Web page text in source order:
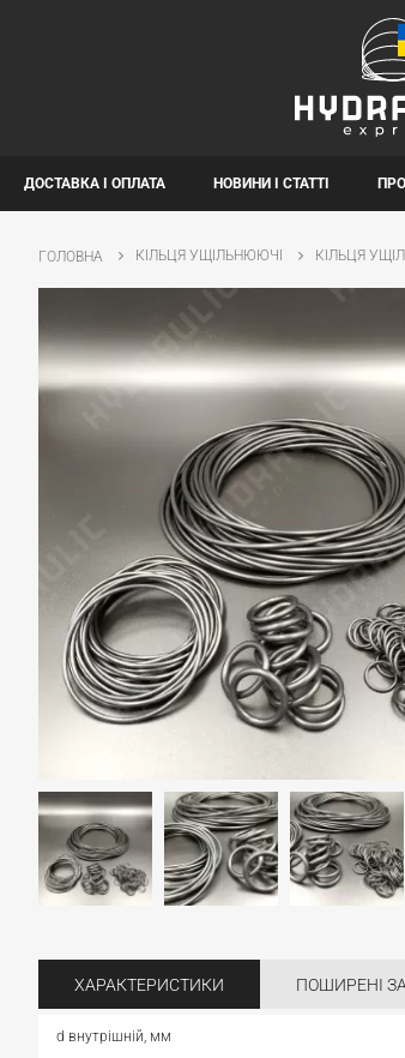
ДОСТАВКА І ОПЛАТА НОВИНИ І СТАТТІ
ГОЛОВНА КІЛЬЦЯ УЩІЛЬНЮЮЧІ КІЛЬЦЯ
ХАРАКТЕРИСТИКИ ПОШИРЕНІ
d внутрішній, мм